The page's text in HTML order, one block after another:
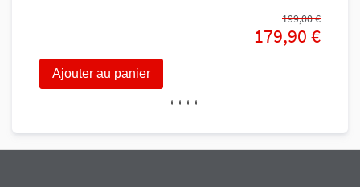
179,90 €
199,00 €
Ajouter au panier